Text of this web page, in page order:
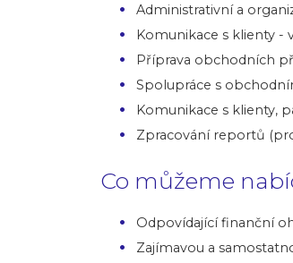
Administrativní a
Komunikace s klienty -
Příprava obchodních
Spolupráce s
Komunikace s klienty,
Zpracování reportů
Co můžeme
Odpovídající finanční
Zajímavou a